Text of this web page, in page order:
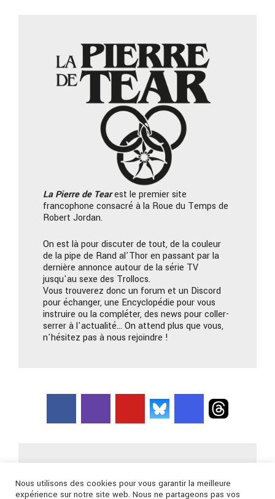
La Pierrede Tearest le premier site
francophone consacré à la Roue du Temps de
Robert Jordan.
On est là pour discuter de tout, de la couleur
de la pipe de Rand al'Thor en passant par la
dernière annonce autour de la série TV
jusqu'au sexe des Trollocs.
Vous trouverez donc un forum et un Discord
pour échanger, une Encyclopédie pour vous
instruire ou la compléter, des news pour coller-
serrer à l'actualité… On attend plus que vous,
n'hésitez pas à nous rejoindre !
Nous utilisons des cookies pour vous garantir la meilleure
expérience sur notre site web. Nous ne partageons pas vos